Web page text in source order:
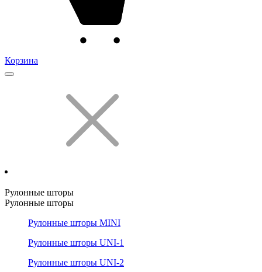
Корзина
Рулонные шторы
Рулонные шторы
Рулонные шторы MINI
Рулонные шторы UNI-1
Рулонные шторы UNI-2